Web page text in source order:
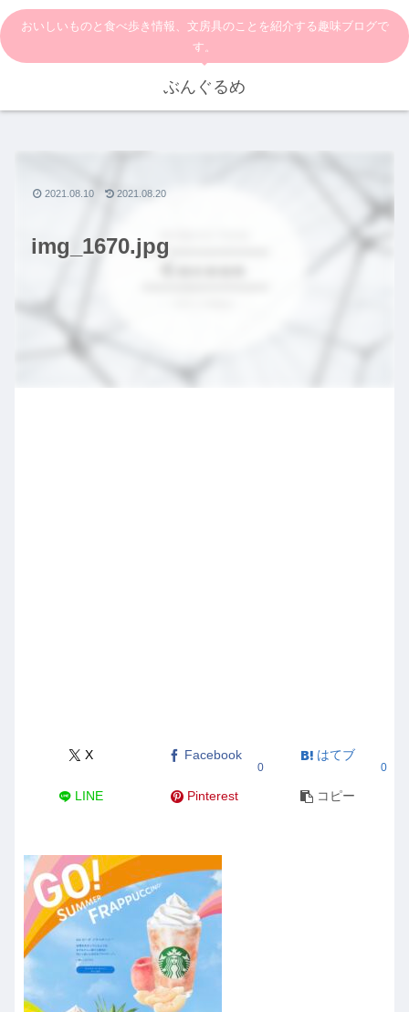
おいしいものと食べ歩き情報、文房具のことを紹介する趣味ブログで
す。
ぶんぐるめ
img_1670.jpg
X Facebook
0
はてブ
0
LINE Pinterest コピー
2021.08.10 2021.08.20